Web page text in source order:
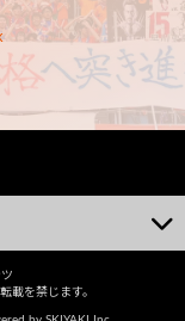
載を禁じます。